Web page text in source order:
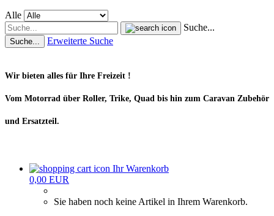
Alle
Suche...
Suche... Erweiterte Suche
Wir bieten alles für Ihre Freizeit !
Vom Motorrad über Roller, Trike, Quad bis hin zum Caravan Zubehör
und Ersatzteil.
Ihr Warenkorb
0,00 EUR
Sie haben noch keine Artikel in Ihrem Warenkorb.